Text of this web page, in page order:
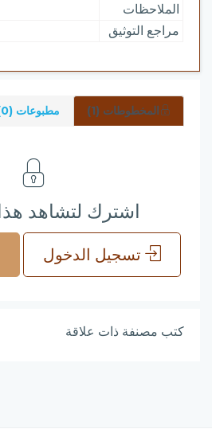
الملاحظات
مراجع التوثيق
المخطوطات (1) مطبوعات (0)
اشترك لتشاهد
تسجيل الدخول
كتب مصنفة ذات علاقة